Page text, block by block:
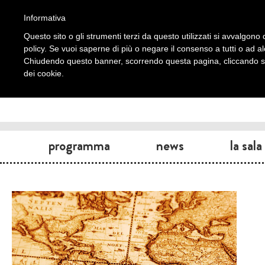
programma news la sala
Informativa
Questo sito o gli strumenti terzi da questo utilizzati si
policy. Se vuoi saperne di più o negare il consenso a tutti o ad
Chiudendo questo banner, scorrendo questa pagina, cliccando
dei cookie.